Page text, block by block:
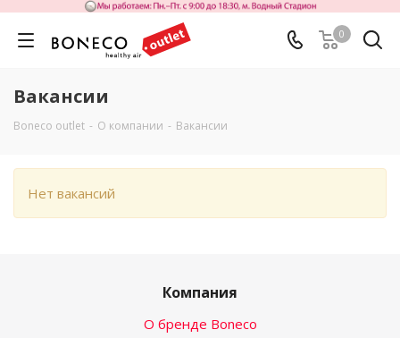
0
Вакансии
Boneco outlet - О компании - Вакансии
Нет вакансий
Компания
О бренде Boneco